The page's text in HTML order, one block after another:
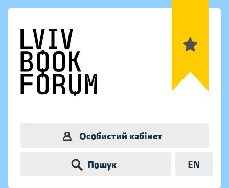
Особистий кабінет
Пошук EN